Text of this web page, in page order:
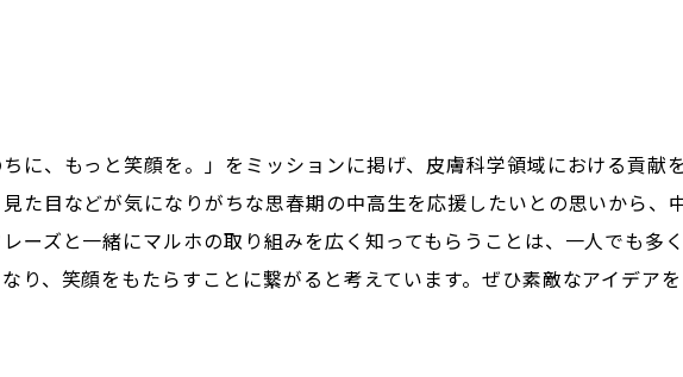
ちに、もっと笑顔を。」をミッションに掲げ、皮膚科学領域における貢
た目などが気になりがちな思春期の中高生を応援したいとの思いから、
ーズと一緒にマルホの取り組みを広く知ってもらうことは、一人でも多
り、笑顔をもたらすことに繋がると考えています。ぜひ素敵なアイデア